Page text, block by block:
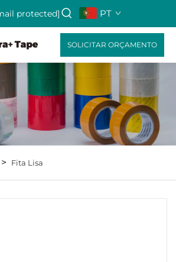
protected] PT
SOLICITAR ORÇAMENTO
Fita Lisa